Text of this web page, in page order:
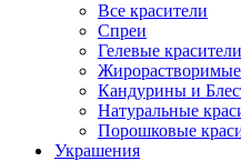
Все красители
Спреи
Гелевые красители
Жирорастворимые
Кандурины и
Натуральные
Порошковые
Украшения